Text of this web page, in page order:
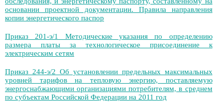
основании проектной документации. Правила направления
копии энергетического паспор
Приказ 201-э/1 Методические указания по определению
размера платы за технологическое присоединение к
электрическим сетям
Приказ 244-э/2 Об установлении предельных максимальных
уровней тарифов на тепловую энергию, поставляемую
энергоснабжающими организациями потребителям, в среднем
по субъектам Российской Федерации на 2011 год